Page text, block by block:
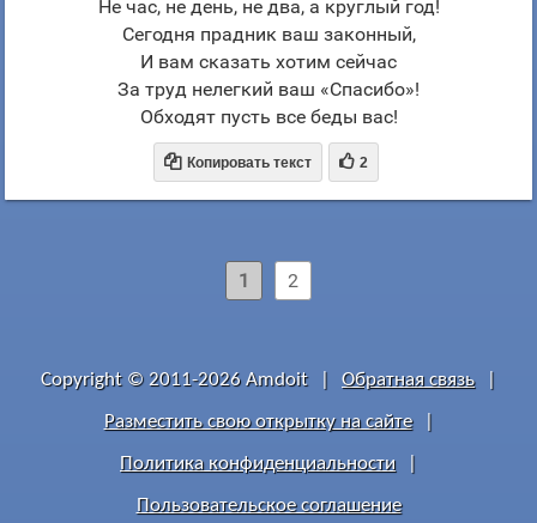
Не час, не день, не два, а круглый год!
Сегодня прадник ваш законный,
И вам сказать хотим сейчас
За труд нелегкий ваш «Спасибо»!
Обходят пусть все беды вас!
 Копировать текст  2
1 2
Copyright © 2011-2026 Amdoit Обратная связь
Разместить свою открытку на сайте
Политика конфиденциальности
Пользовательское соглашение